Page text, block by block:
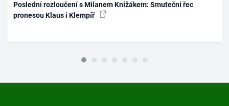
Poslední rozloučení s Milanem Knížákem: Smuteční řec
pronesou Klaus i Klempíř